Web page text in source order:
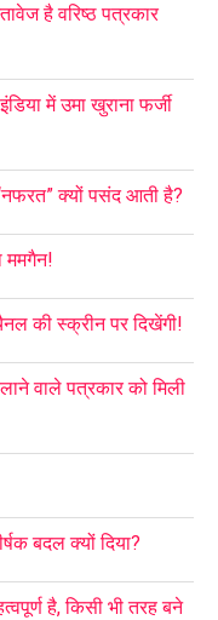
है वरिष्ठ पत्रकार
में उमा खुराना फर्जी
क्यों पसंद आती है?
ममगैन!
की स्क्रीन पर दिखेंगी!
वाले पत्रकार को मिली
बदल क्यों दिया?
है, किसी भी तरह बने